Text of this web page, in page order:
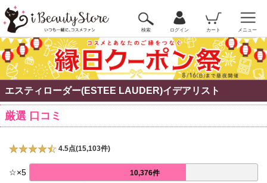
検索 ログイン カート メニュー
エスティローダー(ESTEE LAUDER)イデアリスト
厳選 口コミ
4.5点(15,103件)
☆×5 10,376件